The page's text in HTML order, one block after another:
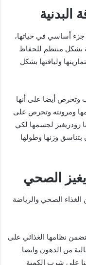
البدنية
جزء أساسي في حياتها،
بشكل منتظم للحفاظ
ولياقتها بشكل
وتحرص أيضا على أنها
ومرونته وتحرص على
رودريغيز لجسمها لكي
وزنها وطولها
الصحي
الصحي والرياضة
نظامها الغذائي على
من الدهون وايضا
على شرب الكمية